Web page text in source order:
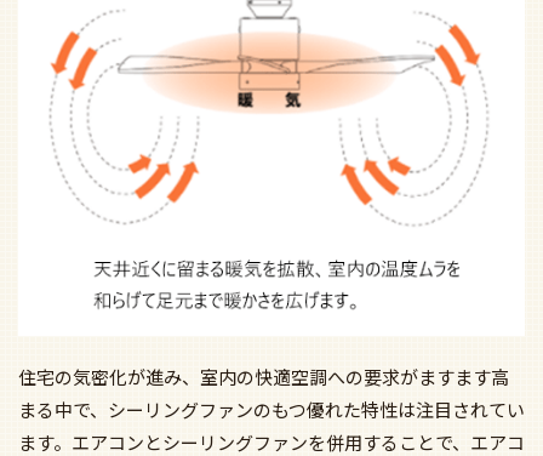
住宅の気密化が進み、室内の快適空調への要求がますます高
まる中で、シーリングファンのもつ優れた特性は注目されてい
ます。エアコンとシーリングファンを併用することで、エアコ